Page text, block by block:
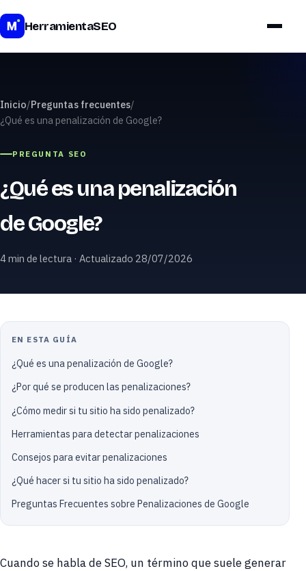
HerramientaSEO
Inicio/Preguntas frecuentes/
¿Qué es una penalización de Google?
PREGUNTA SEO
¿Qué es una penalización
de Google?
4 min de lectura · Actualizado 28/07/2026
EN ESTA GUÍA
¿Qué es una penalización de Google?
¿Por qué se producen las penalizaciones?
¿Cómo medir si tu sitio ha sido penalizado?
Herramientas para detectar penalizaciones
Consejos para evitar penalizaciones
¿Qué hacer si tu sitio ha sido penalizado?
Preguntas Frecuentes sobre Penalizaciones de Google
Cuando se habla de SEO, un término que suele generar